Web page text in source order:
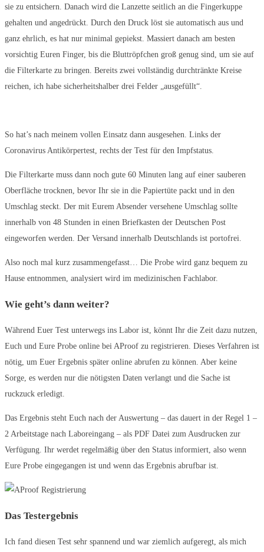
sie zu entsichern. Danach wird die Lanzette seitlich an die Fingerkuppe
gehalten und angedrückt. Durch den Druck löst sie automatisch aus und
ganz ehrlich, es hat nur minimal gepiekst. Massiert danach am besten
vorsichtig Euren Finger, bis die Bluttröpfchen groß genug sind, um sie auf
die Filterkarte zu bringen. Bereits zwei vollständig durchtränkte Kreise
reichen, ich habe sicherheitshalber drei Felder „ausgefüllt“.
So hat’s nach meinem vollen Einsatz dann ausgesehen. Links der
Coronavirus Antikörpertest, rechts der Test für den Impfstatus.
Die Filterkarte muss dann noch gute 60 Minuten lang auf einer sauberen
Oberfläche trocknen, bevor Ihr sie in die Papiertüte packt und in den
Umschlag steckt. Der mit Eurem Absender versehene Umschlag sollte
innerhalb von 48 Stunden in einen Briefkasten der Deutschen Post
eingeworfen werden. Der Versand innerhalb Deutschlands ist portofrei.
Also noch mal kurz zusammengefasst… Die Probe wird ganz bequem zu
Hause entnommen, analysiert wird im medizinischen Fachlabor.
Wie geht’s dann weiter?
Während Euer Test unterwegs ins Labor ist, könnt Ihr die Zeit dazu nutzen,
Euch und Eure Probe online bei AProof zu registrieren. Dieses Verfahren ist
nötig, um Euer Ergebnis später online abrufen zu können. Aber keine
Sorge, es werden nur die nötigsten Daten verlangt und die Sache ist
ruckzuck erledigt.
Das Ergebnis steht Euch nach der Auswertung – das dauert in der Regel 1 –
2 Arbeitstage nach Laboreingang – als PDF Datei zum Ausdrucken zur
Verfügung. Ihr werdet regelmäßig über den Status informiert, also wenn
Eure Probe eingegangen ist und wenn das Ergebnis abrufbar ist.
Das Testergebnis
Ich fand diesen Test sehr spannend und war ziemlich aufgeregt, als mich